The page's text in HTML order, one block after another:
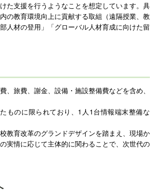
た支援を行うようなことを想定しています。具
の教育環境向上に貢献する取組（遠隔授業、教
人材の登用」「グローバル人材育成に向けた留
旅費、謝金、設備・施設整備費などを含め、
ものに限られており、1人1台情報端末整備な
教育改革のグランドデザインを踏まえ、現場か
実情に応じて主体的に関わることで、次世代の